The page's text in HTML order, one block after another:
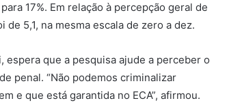
17%. Em relação à percepção geral de
5,1, na mesma escala de zero a dez.
que a pesquisa ajude a perceber o
penal. “Não podemos criminalizar
e que está garantida no ECA”, afirmou.